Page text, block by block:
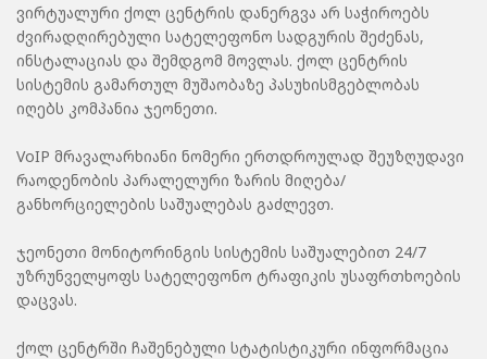
ვირტუალური ქოლ ცენტრის დანერგვა არ საჭიროებს
ძვირადღირებული სატელეფონო სადგურის შეძენას,
ინსტალაციას და შემდგომ მოვლას. ქოლ ცენტრის
სისტემის გამართულ მუშაობაზე პასუხისმგებლობას
იღებს კომპანია ჯეონეთი.
VoIP მრავალარხიანი ნომერი ერთდროულად შეუზღუდავი
რაოდენობის პარალელური ზარის მიღება/
განხორციელების საშუალებას გაძლევთ.
ჯეონეთი მონიტორინგის სისტემის საშუალებით 24/7
უზრუნველყოფს სატელეფონო ტრაფიკის უსაფრთხოების
დაცვას.
ქოლ ცენტრში ჩაშენებული სტატისტიკური ინფორმაცია